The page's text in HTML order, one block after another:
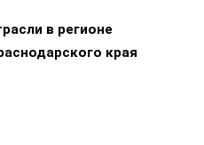
в регионе
края